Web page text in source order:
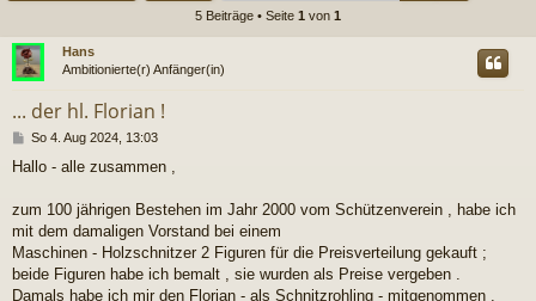
5 Beiträge • Seite 1 von 1
Hans
Ambitionierte(r) Anfänger(in)
... der hl. Florian !
B
i
r
a
So 4. Aug 2024, 13:03
Hallo - alle zusammen ,
zum 100 jährigen Bestehen im Jahr 2000 vom Schützenverein , habe ich
mit dem damaligen Vorstand bei einem
Maschinen - Holzschnitzer 2 Figuren für die Preisverteilung gekauft ;
beide Figuren habe ich bemalt , sie wurden als Preise vergeben .
Damals habe ich mir den Florian - als Schnitzrohling - mitgenommen .